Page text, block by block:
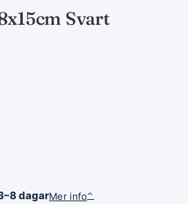
Svart
dagarMer info⌃